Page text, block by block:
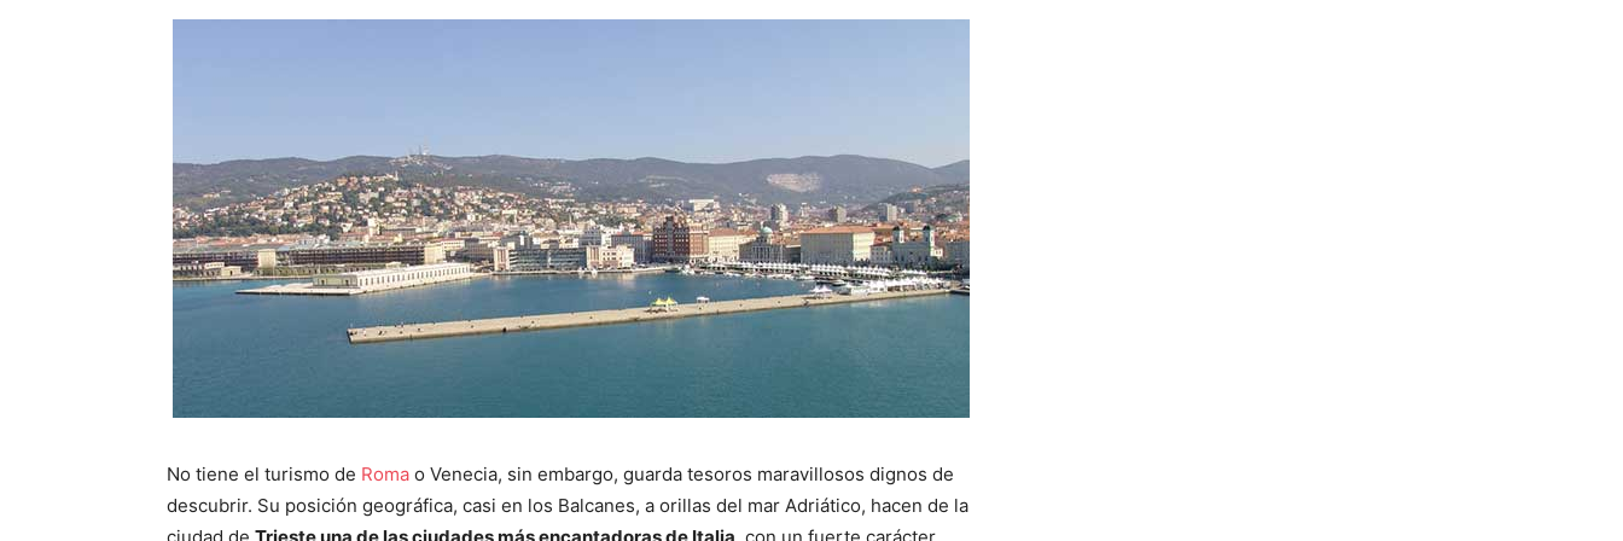
No tiene el turismo de Roma o Venecia, sin embargo, guarda tesoros maravillosos dignos de
descubrir. Su posición geográfica, casi en los Balcanes, a orillas del mar Adriático, hacen de la